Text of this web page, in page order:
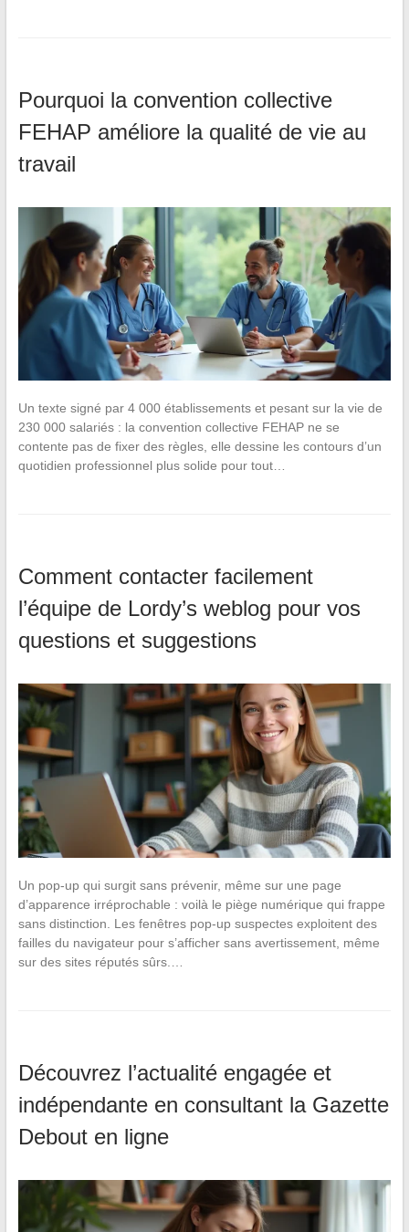
Pourquoi la convention collective
FEHAP améliore la qualité de vie au
travail
Un texte signé par 4 000 établissements et pesant sur la vie de
230 000 salariés : la convention collective FEHAP ne se
contente pas de fixer des règles, elle dessine les contours d’un
quotidien professionnel plus solide pour tout…
Comment contacter facilement
l’équipe de Lordy’s weblog pour vos
questions et suggestions
Un pop-up qui surgit sans prévenir, même sur une page
d’apparence irréprochable : voilà le piège numérique qui frappe
sans distinction. Les fenêtres pop-up suspectes exploitent des
failles du navigateur pour s’afficher sans avertissement, même
sur des sites réputés sûrs.…
Découvrez l’actualité engagée et
indépendante en consultant la Gazette
Debout en ligne